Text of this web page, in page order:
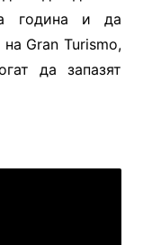
година и да
Gran Turismo,
да запазят